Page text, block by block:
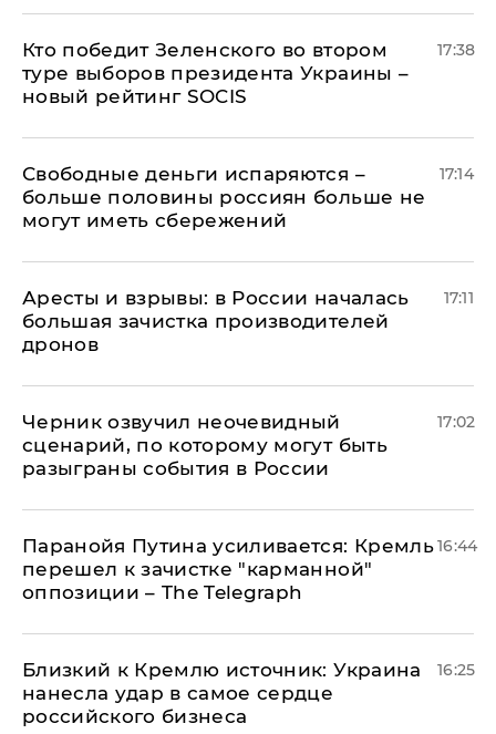
Кто победит Зеленского во втором
туре выборов президента Украины –
новый рейтинг SOCIS
17:38
Свободные деньги испаряются –
больше половины россиян больше не
могут иметь сбережений
17:14
Аресты и взрывы: в России началась
большая зачистка производителей
дронов
17:11
Черник озвучил неочевидный
сценарий, по которому могут быть
разыграны события в России
17:02
Паранойя Путина усиливается: Кремль
перешел к зачистке "карманной"
оппозиции – The Telegraph
16:44
Близкий к Кремлю источник: Украина
нанесла удар в самое сердце
российского бизнеса
16:25